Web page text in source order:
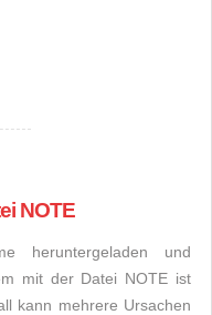
NOTE
heruntergeladen und
mit der Datei NOTE ist
kann mehrere Ursachen